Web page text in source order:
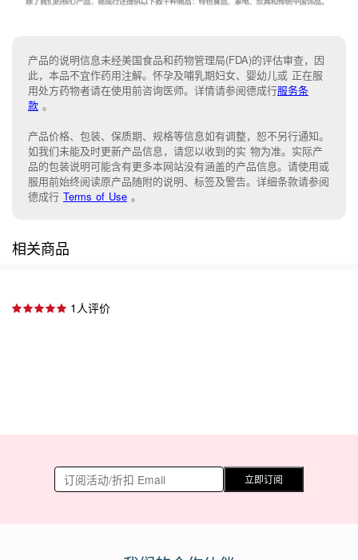
产品的说明信息未经美国食品和药物管理局(FDA)的评估审查，因
此，本品不宜作药用注解。怀孕及哺乳期妇女、婴幼儿或 正在服
用处方药物者请在使用前咨询医师。详情请参阅德成行服务条
款 。
产品价格、包装、保质期、规格等信息如有调整，恕不另行通知。
如我们未能及时更新产品信息， 请您以收到的实 物为准。 实际产
品的包装说明可能含有更多本网站没有涵盖的产品信息。请使用或
服用前始终阅读原产品随附的说明、 标签及警告。 详细条款请参阅
德成行 Terms of Use 。
相关商品
1人评价
立即订阅